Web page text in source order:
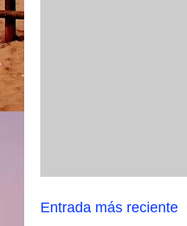
Entrada más reciente